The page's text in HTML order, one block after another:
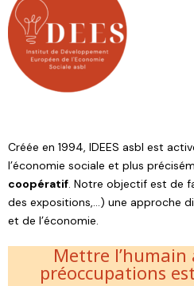
Créée en 1994, IDEES asbl est
l’économie sociale et plus
coopératif. Notre objectif est de
des expositions,…) une approche
et de l’économie.
Mettre l’humain
préoccupations